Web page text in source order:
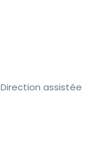
Direction assistée